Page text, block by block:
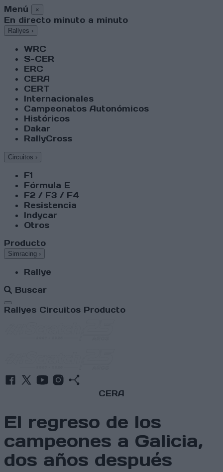
Menú ×
En directo minuto a minuto
Rallyes ›
WRC
S-CER
ERC
CERA
CERT
Internacionales
Campeonatos Autonómicos
Históricos
Dakar
RallyCross
Circuitos ›
F1
Fórmula E
F2 / F3 / F4
Resistencia
Indycar
Otros
Producto
Simracing ›
Rallye
Buscar
Abrir menú
Rallyes Circuitos Producto
CERA
El regreso de los
campeones a Galicia,
dos años después